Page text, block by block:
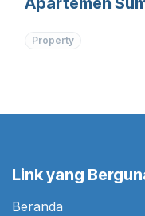
Property
Link yang
Beranda